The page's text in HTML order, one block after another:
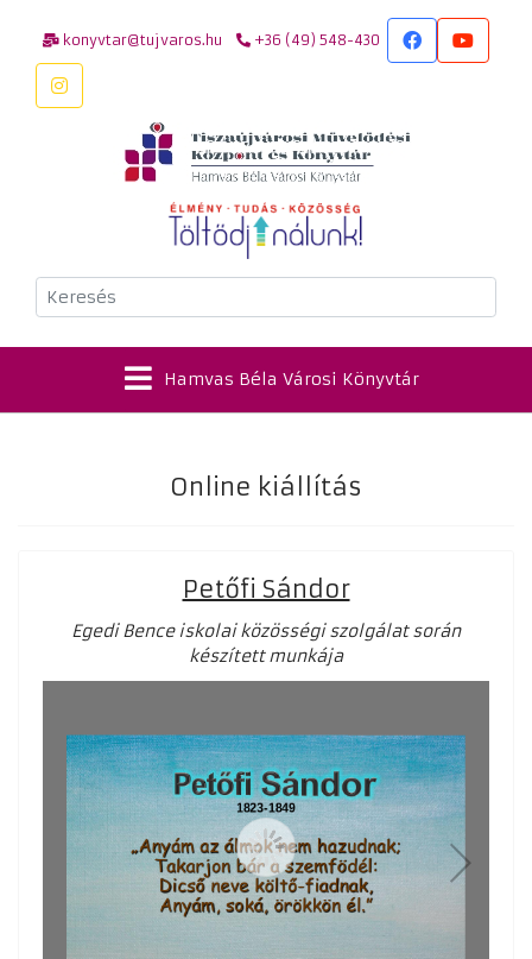
konyvtar@tujvaros.hu +36 (49) 548-430
Keresés
Hamvas Béla Városi Könyvtár
Online kiállítás
Petőfi Sándor
Egedi Bence iskolai közösségi szolgálat során
készített munkája